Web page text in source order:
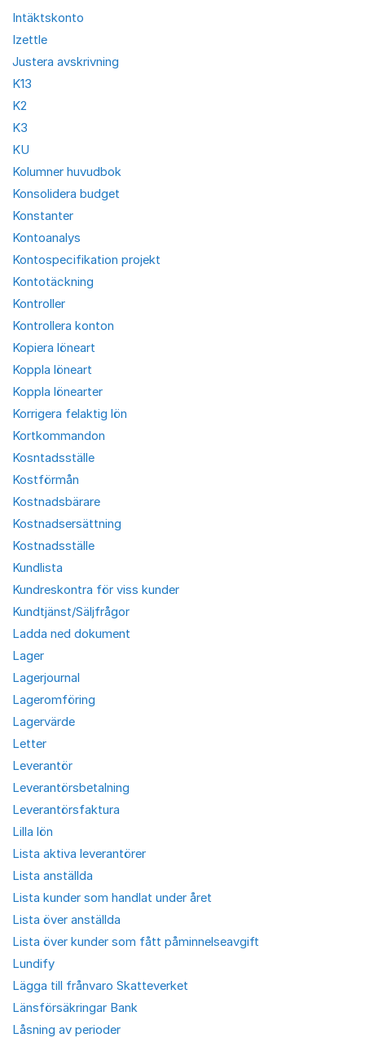
Intäktskonto
Izettle
Justera avskrivning
K13
K2
K3
KU
Kolumner huvudbok
Konsolidera budget
Konstanter
Kontoanalys
Kontospecifikation projekt
Kontotäckning
Kontroller
Kontrollera konton
Kopiera löneart
Koppla löneart
Koppla lönearter
Korrigera felaktig lön
Kortkommandon
Kosntadsställe
Kostförmån
Kostnadsbärare
Kostnadsersättning
Kostnadsställe
Kundlista
Kundreskontra för viss kunder
Kundtjänst/Säljfrågor
Ladda ned dokument
Lager
Lagerjournal
Lageromföring
Lagervärde
Letter
Leverantör
Leverantörsbetalning
Leverantörsfaktura
Lilla lön
Lista aktiva leverantörer
Lista anställda
Lista kunder som handlat under året
Lista över anställda
Lista över kunder som fått påminnelseavgift
Lundify
Lägga till frånvaro Skatteverket
Länsförsäkringar Bank
Låsning av perioder